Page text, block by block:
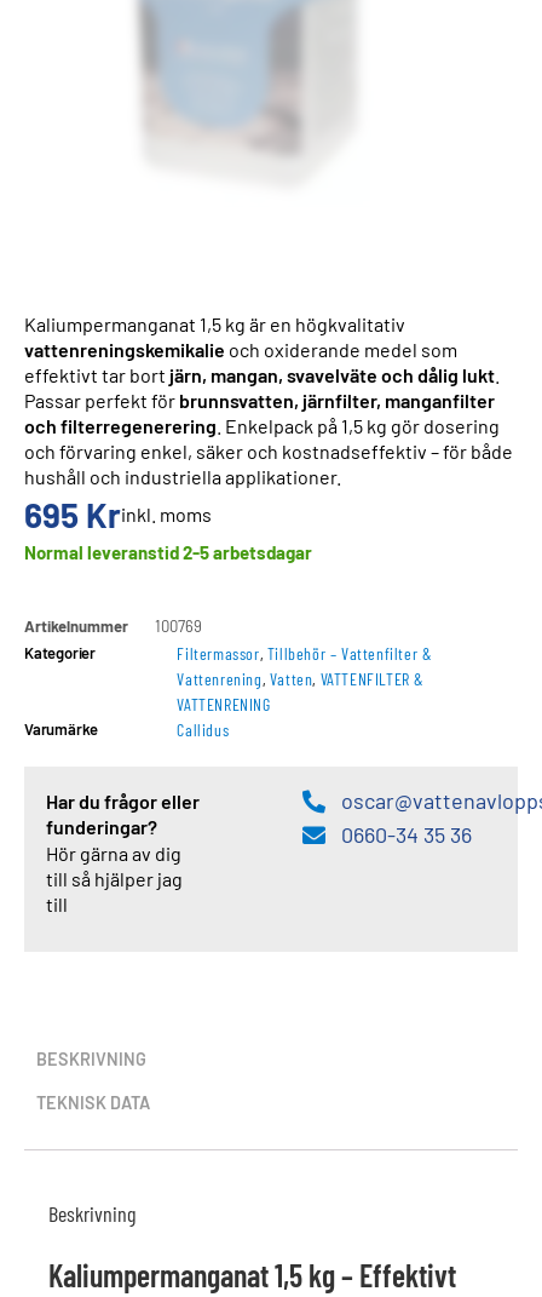
Kaliumpermanganat 1,5 kg är en högkvalitativ
vattenreningskemikalie och oxiderande medel som
effektivt tar bort järn, mangan, svavelväte och dålig lukt
Passar perfekt för brunnsvatten, järnfilter, manganfilter
och filterregenerering . Enkelpack på 1,5 kg gör dosering
och förvaring enkel, säker och kostnadseffektiv – för både
hushåll och industriella applikationer.
695 Krinkl. moms
Normal leveranstid 2-5 arbetsdagar
Artikelnummer
100769
Kategorier
Filtermassor, Tillbehör – Vattenfilter &
Vattenrening, Vatten, VATTENFILTER &
VATTENRENING
Varumärke Callidus
Har du frågor eller
funderingar?
Hör gärna av dig
till så hjälper jag
till
0660-34 35 36
BESKRIVNING
TEKNISK DATA
Beskrivning
Kaliumpermanganat 1,5 kg – Effektivt